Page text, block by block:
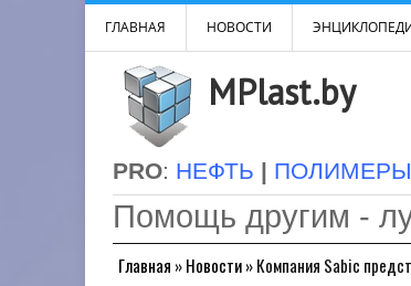
ГЛАВНАЯ НОВОСТИ
MPlast.by
PRO: НЕФТЬ | ПОЛИМЕРЫ
Помощь другим -
Главная »Новости»Компания Sabic